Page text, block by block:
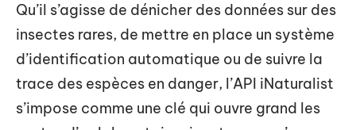
Qu’il s’agisse de dénicher des données sur des
insectes rares, de mettre en place un système
d’identification automatique ou de suivre la
trace des espèces en danger, l’API iNaturalist
s’impose comme une clé qui ouvre grand les